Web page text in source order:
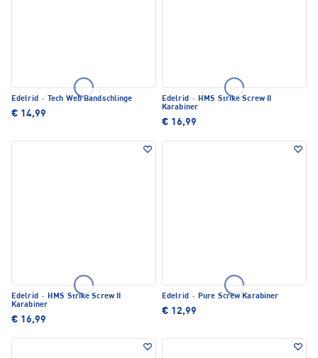
Edelrid · Tech Web Bandschlinge
€ 14,99
Edelrid · HMS Strike Screw II
Karabiner
€ 16,99
Edelrid · HMS Strike Screw II
Karabiner
€ 16,99
Edelrid · Pure Screw Karabiner
€ 12,99